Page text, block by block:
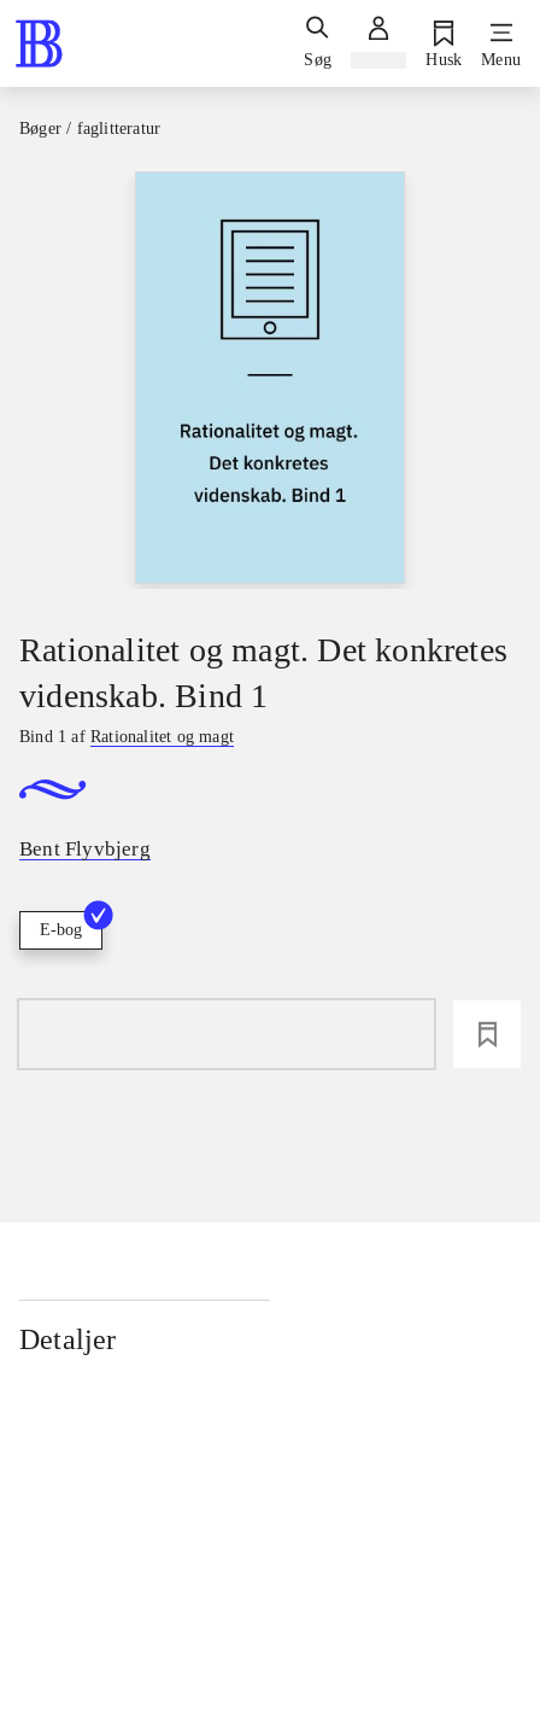
Søg Husk Menu
Bøger / faglitteratur
Rationalitet og magt. Det konkretes
videnskab. Bind 1
Bind 1 afRationalitet og magt
Bent Flyvbjerg
E-bog
Detaljer